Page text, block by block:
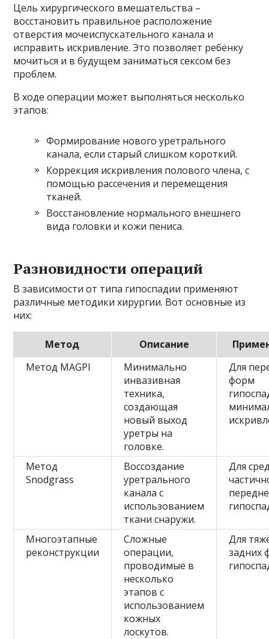
Цель хирургического вмешательства –
восстановить правильное расположение
отверстия мочеиспускательного канала и
исправить искривление. Это позволяет ребёнку
мочиться и в будущем заниматься сексом без
проблем.
В ходе операции может выполняться несколько
этапов:
Формирование нового уретрального
канала, если старый слишком короткий.
Коррекция искривления полового члена, с
помощью рассечения и перемещения
тканей.
Восстановление нормального внешнего
вида головки и кожи пениса.
Разновидности операций
В зависимости от типа гипоспадии применяют
различные методики хирургии. Вот основные из
них:
Метод Описание
Метод MAGPI
Минимально
инвазивная
техника,
создающая
новый выход
уретры на
головке.
Для
форм
Метод
Snodgrass
Воссоздание
уретрального
канала с
использованием
ткани снаружи.
Для
Многоэтапные
реконструкции
Сложные
операции,
проводимые в
несколько
этапов с
использованием
кожных
лоскутов.
Для
задних